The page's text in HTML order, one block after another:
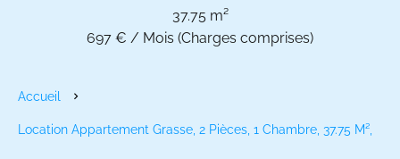
37.75 m²
697 € / Mois (Charges comprises)
Accueil
Location Appartement Grasse, 2 Pièces, 1 Chambre, 37.75 M²,